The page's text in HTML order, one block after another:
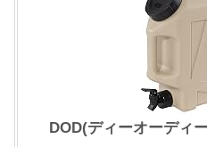
DOD(ディーオーディ